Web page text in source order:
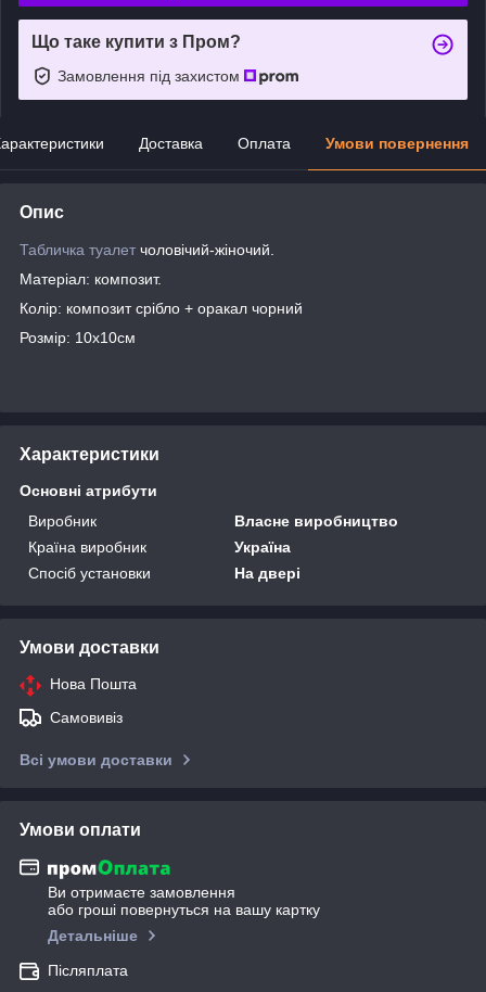
Що таке купити з Пром?
Замовлення під захистом
Доставка Оплата Умови повернення
Опис
Табличка туалет чоловічий-жіночий.
Матеріал: композит.
Колір: композит срібло + оракал чорний
Розмір: 10х10см
Характеристики
Основні атрибути
Виробник
Власне виробництво
Країна виробник
Україна
Спосіб установки
На двері
Умови доставки
Нова Пошта
Самовивіз
Всі умови доставки
Умови оплати
Ви отримаєте замовлення
або гроші повернуться на вашу картку
Детальніше
Післяплата